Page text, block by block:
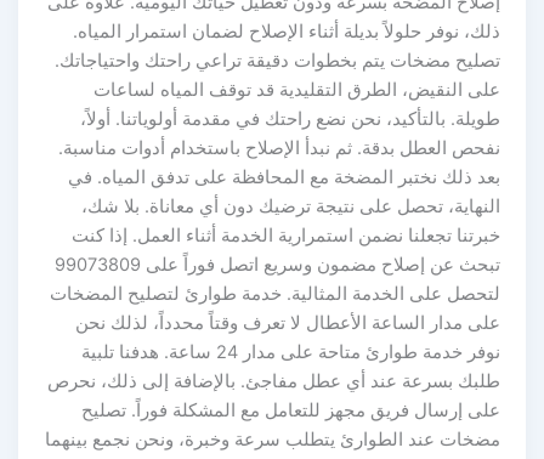
ذلك، نوفر حلولاً بديلة أثناء الإصلاح لضمان استمرار المياه.
تصليح مضخات يتم بخطوات دقيقة تراعي راحتك واحتياجاتك.
على النقيض، الطرق التقليدية قد توقف المياه لساعات
طويلة. بالتأكيد، نحن نضع راحتك في مقدمة أولوياتنا. أولاً،
نفحص العطل بدقة. ثم نبدأ الإصلاح باستخدام أدوات مناسبة.
بعد ذلك نختبر المضخة مع المحافظة على تدفق المياه. في
النهاية، تحصل على نتيجة ترضيك دون أي معاناة. بلا شك،
خبرتنا تجعلنا نضمن استمرارية الخدمة أثناء العمل. إذا كنت
تبحث عن إصلاح مضمون وسريع اتصل فوراً على 99073809
لتحصل على الخدمة المثالية. خدمة طوارئ لتصليح المضخات
على مدار الساعة الأعطال لا تعرف وقتاً محدداً، لذلك نحن
نوفر خدمة طوارئ متاحة على مدار 24 ساعة. هدفنا تلبية
طلبك بسرعة عند أي عطل مفاجئ. بالإضافة إلى ذلك، نحرص
على إرسال فريق مجهز للتعامل مع المشكلة فوراً. تصليح
مضخات عند الطوارئ يتطلب سرعة وخبرة، ونحن نجمع بينهما